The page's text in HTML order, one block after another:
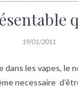
19/01/2011
dans les vapes,
necessaire